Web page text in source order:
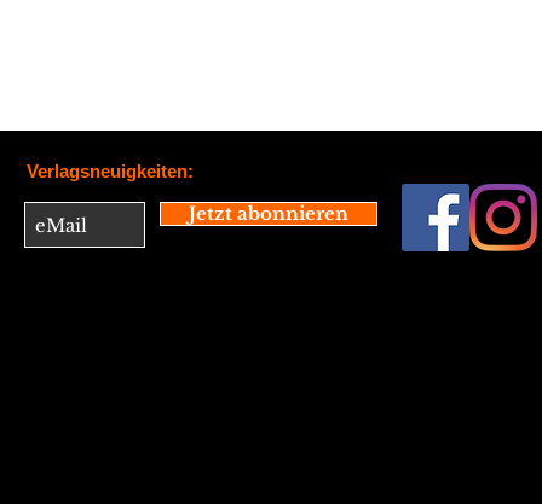
Verlagsneuigkeiten:
Jetzt abonnieren